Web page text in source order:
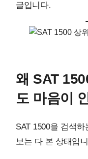
글입니다.
왜 SAT
도 마음이
SAT 1500을 검색
보는 다 본 상태입